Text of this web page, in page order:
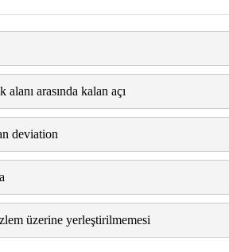
arasında kalan açı
deviation
üzerine yerleştirilmemesi